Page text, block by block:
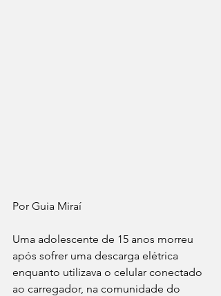
Por Guia Miraí
Uma adolescente de 15 anos morreu
após sofrer uma descarga elétrica
enquanto utilizava o celular conectado
ao carregador, na comunidade do